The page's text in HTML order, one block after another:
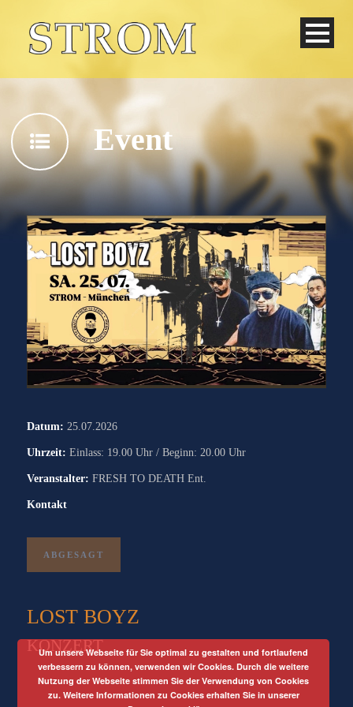
Deutsch
Event
Datum: 25.07.2026
Uhrzeit: Einlass: 19.00 Uhr / Beginn: 20.00 Uhr
Veranstalter: FRESH TO DEATH Ent.
Kontakt
ABGESAGT
LOST BOYZ
KONZERT
Um unsere Webseite für Sie optimal zu gestalten und fortlaufend
verbessern zu können, verwenden wir Cookies. Durch die weitere
Nutzung der Webseite stimmen Sie der Verwendung von Cookies
zu. Weitere Informationen zu Cookies erhalten Sie in unserer